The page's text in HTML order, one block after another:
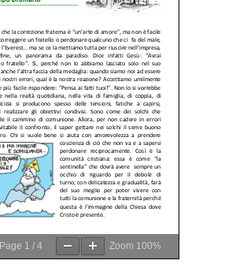
Page 1 / 4 Zoom 100%